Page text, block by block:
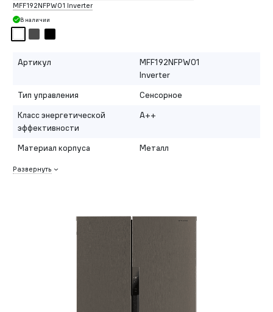
MFF192NFPW01 Inverter
В наличии
Артикул
MFF192NFPW01
Inverter
Тип управления
Сенсорное
Класс энергетической
эффективности
A++
Материал корпуса Металл
Развернуть